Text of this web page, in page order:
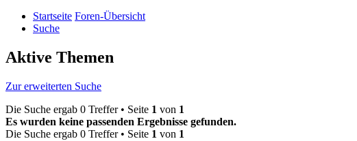
Startseite Foren-Übersicht
Suche
Aktive Themen
Zur erweiterten Suche
Die Suche ergab 0 Treffer • Seite 1 von 1
Es wurden keine passenden Ergebnisse gefunden.
Die Suche ergab 0 Treffer • Seite 1 von 1